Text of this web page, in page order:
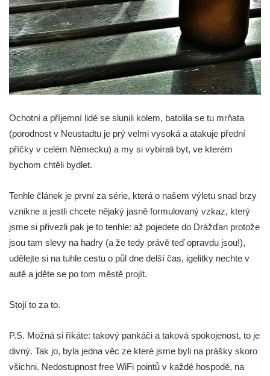
Ochotní a příjemní lidé se slunili kolem, batolila se tu mrňata
(porodnost v Neustadtu je prý velmi vysoká a atakuje přední
příčky v celém Německu) a my si vybírali byt, ve kterém
bychom chtěli bydlet.
Tenhle článek je první za série, která o našem výletu snad brzy
vznikne a jestli chcete nějaký jasně formulovaný vzkaz, který
jsme si přivezli pak je to tenhle: až pojedete do Drážďan protože
jsou tam slevy na hadry (a že tedy právě teď opravdu jsou!),
udělejte si na tuhle cestu o půl dne delší čas, igelitky nechte v
autě a jděte se po tom městě projít.
Stojí to za to.
P.S. Možná si říkáte: takový pankáči a taková spokojenost, to je
divný. Tak jo, byla jedna věc ze které jsme byli na prášky skoro
všichni. Nedostupnost free WiFi pointů v každé hospodě, na